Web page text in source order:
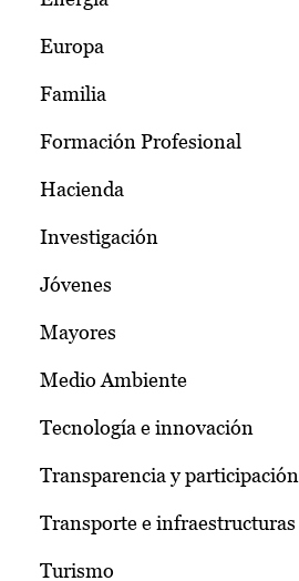
Europa
Familia
Formación Profesional
Hacienda
Investigación
Jóvenes
Mayores
Medio Ambiente
Tecnología e innovación
Transparencia y participación
Transporte e infraestructuras
Turismo